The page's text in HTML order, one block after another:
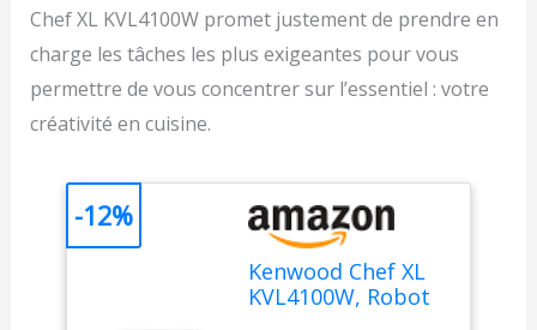
Chef XL KVL4100W promet justement de prendre en
charge les tâches les plus exigeantes pour vous
permettre de vous concentrer sur l’essentiel : votre
créativité en cuisine.
Kenwood Chef XL
KVL4100W, Robot
-12%